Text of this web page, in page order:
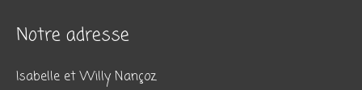
Notre adresse
Isabelle et Willy Nançoz